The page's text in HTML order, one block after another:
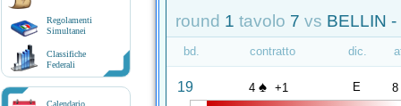
Regolamenti
Simultanei
Classifiche
Federali
Calendario
round 1 tavolo 7 vs BELLIN
bd. contratto dic.
19 4 ♠ +1 E 8